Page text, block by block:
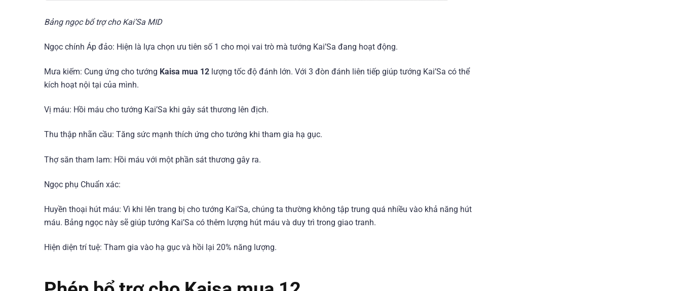
Bảng ngọc bổ trợ cho Kai’Sa MID
Ngọc chính Áp đảo: Hiện là lựa chọn ưu tiên số 1 cho mọi vai trò mà tướng Kai’Sa đang hoạt động.
Mưa kiếm: Cung ứng cho tướng Kaisa mua 12 lượng tốc độ đánh lớn. Với 3 đòn đánh liên tiếp giúp tướng Kai’Sa có thể
kích hoạt nội tại của mình.
Vị máu: Hồi máu cho tướng Kai’Sa khi gây sát thương lên địch.
Thu thập nhãn cầu: Tăng sức mạnh thích ứng cho tướng khi tham gia hạ gục.
Thợ săn tham lam: Hồi máu với một phần sát thương gây ra.
Ngọc phụ Chuẩn xác:
Huyền thoại hút máu: Vì khi lên trang bị cho tướng Kai’Sa, chúng ta thường không tập trung quá nhiều vào khả năng hút
máu. Bảng ngọc này sẽ giúp tướng Kai’Sa có thêm lượng hút máu và duy trì trong giao tranh.
Hiện diện trí tuệ: Tham gia vào hạ gục và hồi lại 20% năng lượng.